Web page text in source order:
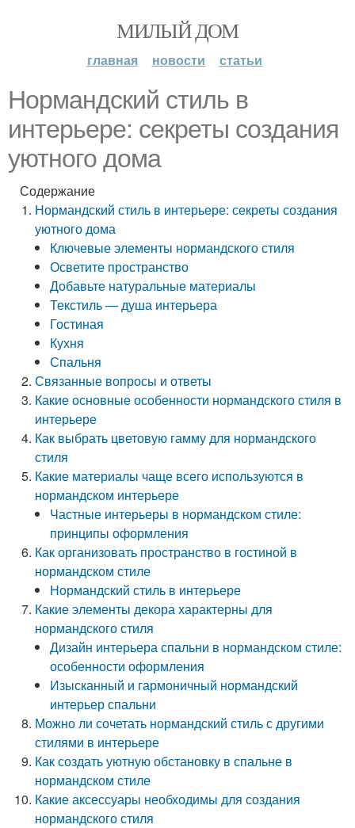
МИЛЫЙ ДОМ
главная новости статьи
Нормандский стиль в
интерьере: секреты создания
уютного дома
Содержание
Нормандский стиль в интерьере: секреты создания
уютного дома
Ключевые элементы нормандского стиля
Осветите пространство
Добавьте натуральные материалы
Текстиль — душа интерьера
Гостиная
Кухня
Спальня
Связанные вопросы и ответы
Какие основные особенности нормандского стиля в
интерьере
Как выбрать цветовую гамму для нормандского
стиля
Какие материалы чаще всего используются в
нормандском интерьере
Частные интерьеры в нормандском стиле:
принципы оформления
Как организовать пространство в гостиной в
нормандском стиле
Нормандский стиль в интерьере
Какие элементы декора характерны для
нормандского стиля
Дизайн интерьера спальни в нормандском стиле:
особенности оформления
Изысканный и гармоничный нормандский
интерьер спальни
Можно ли сочетать нормандский стиль с другими
стилями в интерьере
Как создать уютную обстановку в спальне в
нормандском стиле
Какие аксессуары необходимы для создания
нормандского стиля